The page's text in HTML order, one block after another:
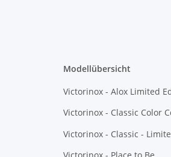
Modellübersicht
Victorinox - Alox Limited
Victorinox - Classic Color
Victorinox - Classic -